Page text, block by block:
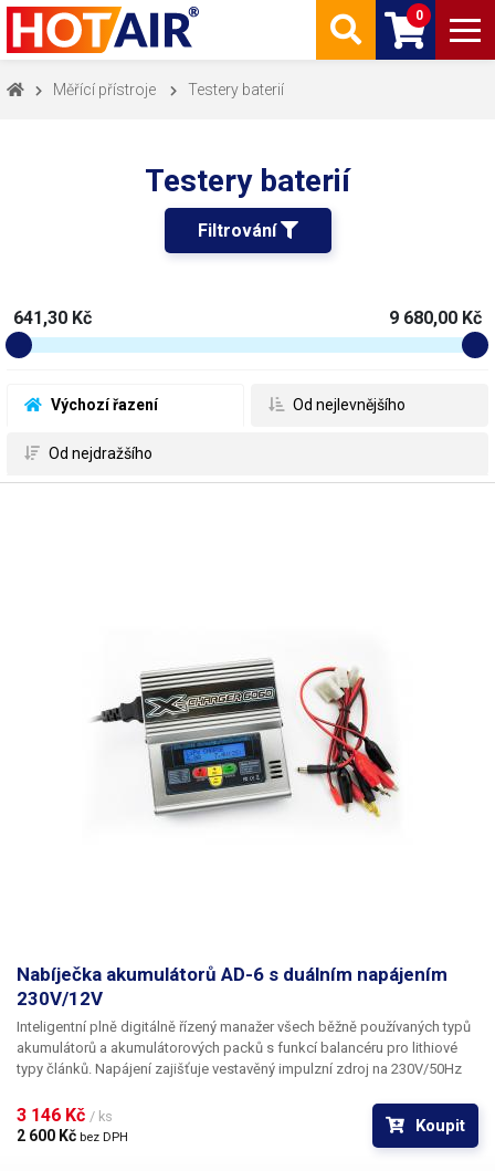
0
Měřící přístroje Testery baterií
Testery baterií
Filtrování
Výchozí řazení Od nejlevnějšího
Od nejdražšího
641,30 Kč 9 680,00 Kč
Nabíječka akumulátorů AD-6 s duálním napájením
230V/12V
Inteligentní plně digitálně řízený manažer všech běžně používaných typů
akumulátorů a akumulátorových packů s funkcí balancéru pro lithiové
typy článků. Napájení zajišťuje vestavěný impulzní zdroj na 230V/50Hz
což ocení zejména modeláři při nabíjení baterií v polních podmínkách z
palubní sítě automobilu.
3 146 Kč / ks
2 600 Kč bez DPH
Koupit